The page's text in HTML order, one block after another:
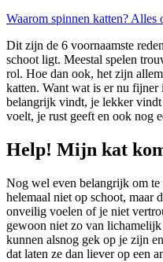
Waarom spinnen katten? Alles
Dit zijn de 6 voornaamste
schoot ligt. Meestal spelen
rol. Hoe dan ook, het zijn
katten. Want wat is er nu fijner
belangrijk vindt, je lekker
voelt, je rust geeft en ook nog
Help! Mijn kat
Nog wel even belangrijk om
helemaal niet op schoot, maar
onveilig voelen of je niet
gewoon niet zo van
kunnen alsnog gek op je zijn
dat laten ze dan liever op een